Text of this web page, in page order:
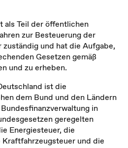
als Teil der öffentlichen
zur Besteuerung der
und hat die Aufgabe,
Gesetzen gemäß
und zu erheben.
ist die
dem Bund und den Ländern
in
geregelten
Energiesteuer, die
und die